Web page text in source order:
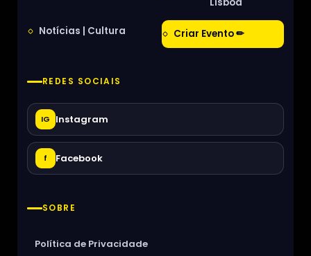
Notícias | Cultura Criar Evento ✏
REDES SOCIAIS
IG Instagram
f Facebook
SOBRE
Política de Privacidade